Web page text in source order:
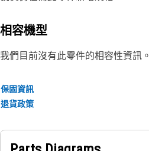
相容機型
我們目前沒有此零件的相容性資訊。
保固資訊
退貨政策